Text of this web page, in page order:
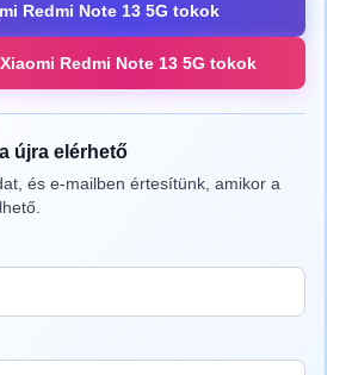
Redmi Note 13 5G tokok
Redmi Note 13 5G tokok
újra elérhető
és e-mailben értesítünk, amikor a